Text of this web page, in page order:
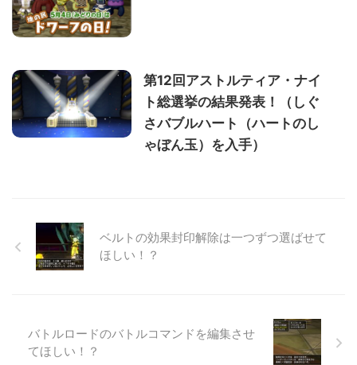
第12回アストルティア・ナイ
ト総選挙の結果発表！（しぐ
さバブルハート（ハートのし
ゃぼん玉）を入手）
ベルトの効果封印解除は一つずつ選ばせて
ほしい！？
バトルロードのバトルコマンドを編集させ
てほしい！？